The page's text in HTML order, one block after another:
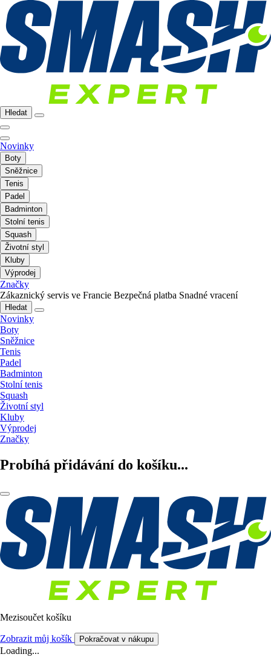
Hledat
Novinky
Boty
Sněžnice
Tenis
Padel
Badminton
Stolní tenis
Squash
Životní styl
Kluby
Výprodej
Značky
Zákaznický servis ve Francie Bezpečná platba Snadné vracení
Hledat
Novinky
Boty
Sněžnice
Tenis
Padel
Badminton
Stolní tenis
Squash
Životní styl
Kluby
Výprodej
Značky
Probíhá přidávání do košíku...
Mezisoučet košíku
Zobrazit můj košík Pokračovat v nákupu
Loading...